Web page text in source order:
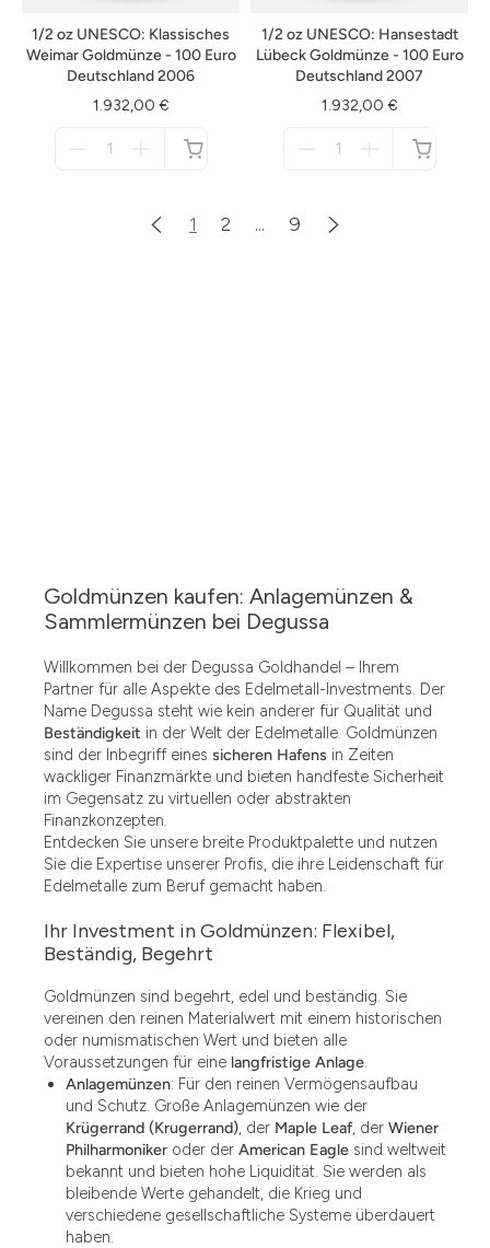
1/2 oz UNESCO: Klassisches
Weimar Goldmünze - 100 Euro
Deutschland 2006
1.932,00 €
1/2 oz UNESCO: Hansestadt
Lübeck Goldmünze - 100 Euro
Deutschland 2007
1.932,00 €
1 2 ... 9
Goldmünzen kaufen: Anlagemünzen &
Sammlermünzen bei Degussa
Willkommen bei der Degussa Goldhandel – Ihrem
Partner für alle Aspekte des Edelmetall-Investments. Der
Name Degussa steht wie kein anderer für Qualität und
Beständigkeit in der Welt der Edelmetalle. Goldmünzen
sind der Inbegriff eines sicheren Hafens in Zeiten
wackliger Finanzmärkte und bieten handfeste Sicherheit
im Gegensatz zu virtuellen oder abstrakten
Finanzkonzepten.
Entdecken Sie unsere breite Produktpalette und nutzen
Sie die Expertise unserer Profis, die ihre Leidenschaft für
Edelmetalle zum Beruf gemacht haben.
Ihr Investment in Goldmünzen: Flexibel,
Beständig, Begehrt
Goldmünzen sind begehrt, edel und beständig. Sie
vereinen den reinen Materialwert mit einem historischen
oder numismatischen Wert und bieten alle
Voraussetzungen für eine langfristige Anlage.
Anlagemünzen: Für den reinen Vermögensaufbau
und Schutz. Große Anlagemünzen wie der
Krügerrand (Krugerrand), der Maple Leaf, der Wiener
Philharmoniker oder der American Eagle sind weltweit
bekannt und bieten hohe Liquidität. Sie werden als
bleibende Werte gehandelt, die Krieg und
verschiedene gesellschaftliche Systeme überdauert
haben.